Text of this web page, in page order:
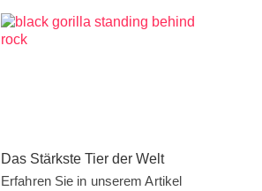
Das Stärkste Tier der Welt
Erfahren Sie in unserem Artikel